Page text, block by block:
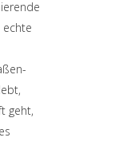
echte
geht,